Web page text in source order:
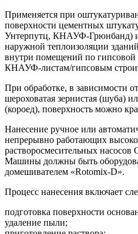
Применяется при
поверхности цементных
Унтерпутц, КНАУФ-Грюнбанд) и
наружной теплоизоляции
внутри помещений по
КНАУФ-листам/гипсовым
При обработке, в зависимости
шероховатая зернистая (шуба)
(короед), поверхность можно
Нанесение ручное или
непрерывно работающих
растворосмесительных
Машины должны быть
домешивателем «Rotomix-D».
Процесс нанесения включает
подготовка поверхности
удаление пыли;